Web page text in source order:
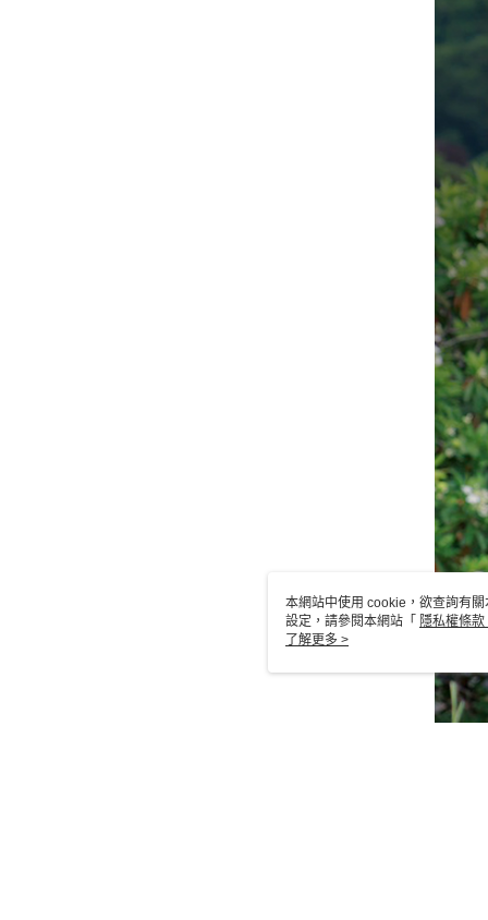
本網站中使用 cookie，欲查詢有
設定，請參閱本網站「 隱私權條款
使用 cookie。
了解更多 >